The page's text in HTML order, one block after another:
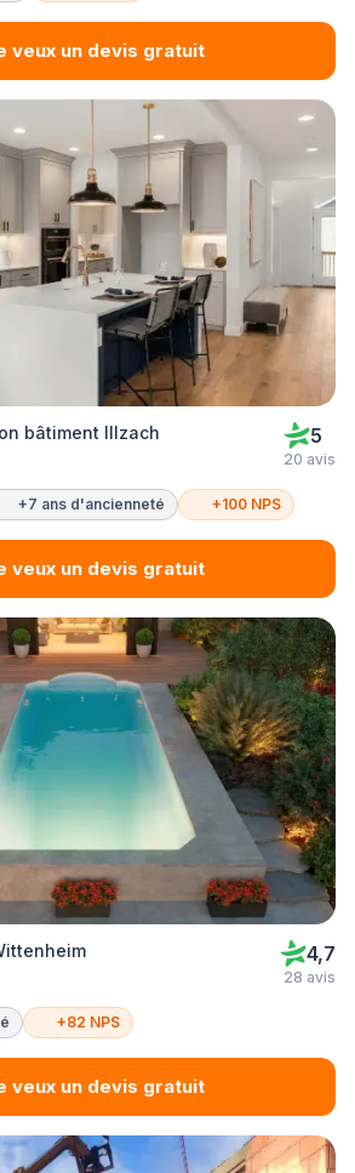
veux un devis gratuit
bâtiment Illzach 5
20 avis
+7 ans d'ancienneté +100 NPS
veux un devis gratuit
4,7
28 avis
+82 NPS
veux un devis gratuit